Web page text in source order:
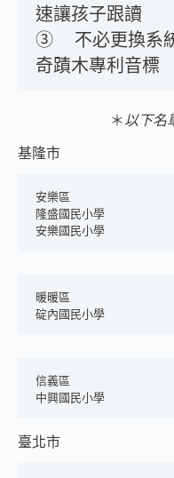
速讓孩子跟讀
③ ​ 不必更換系統
奇蹟木專利音標
＊以下名
基隆市
安樂區
隆盛國民小學
安樂國民小學
暖暖區
碇內國民小學
中興國民小學
臺北市